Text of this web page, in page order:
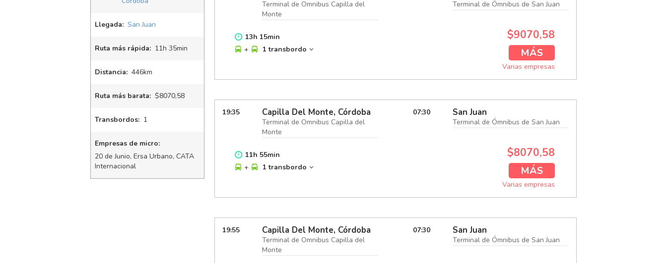
Llegada: San Juan
Ruta más rápida: 11h 35min
Distancia: 446km
Ruta más barata: $8070,58
Transbordos: 1
Empresas de micro:
20 de Junio, Ersa Urbano, CATA
Internacional
Terminal de Omnibus Capilla del
Monte
Terminal de Ómnibus de San Juan
13h 15min
+
1 transbordo
$9070,58
MÁS
Varias empresas
19:35 Capilla Del Monte, Córdoba
Terminal de Omnibus Capilla del
Monte
07:30 San Juan
Terminal de Ómnibus de San Juan
11h 55min
+
1 transbordo
$8070,58
MÁS
Varias empresas
19:55 Capilla Del Monte, Córdoba
Terminal de Omnibus Capilla del
Monte
07:30 San Juan
Terminal de Ómnibus de San Juan